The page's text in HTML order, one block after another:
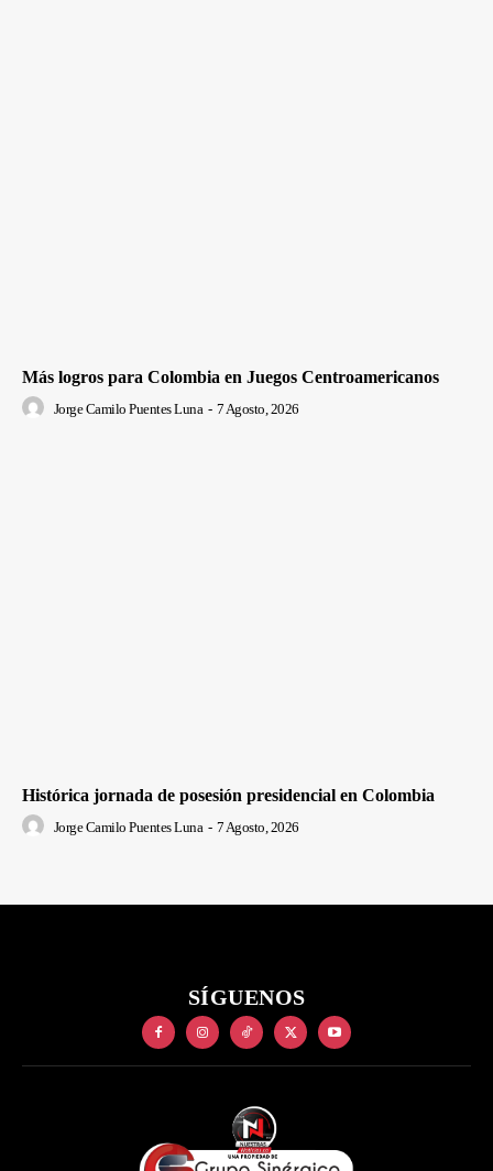
Más logros para Colombia en Juegos Centroamericanos
Jorge Camilo Puentes Luna - 7 Agosto, 2026
Histórica jornada de posesión presidencial en Colombia
Jorge Camilo Puentes Luna - 7 Agosto, 2026
SÍGUENOS